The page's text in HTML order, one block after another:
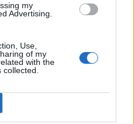
my
Advertising.
Use,
of my
with the
(pic)
στην
σε καταυλισμούς
στον δήμο Ναυπλιέων,